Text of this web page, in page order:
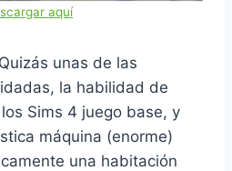
aquí
Quizás unas de las
la habilidad de
Sims 4 juego base, y
máquina (enorme)
una habitación